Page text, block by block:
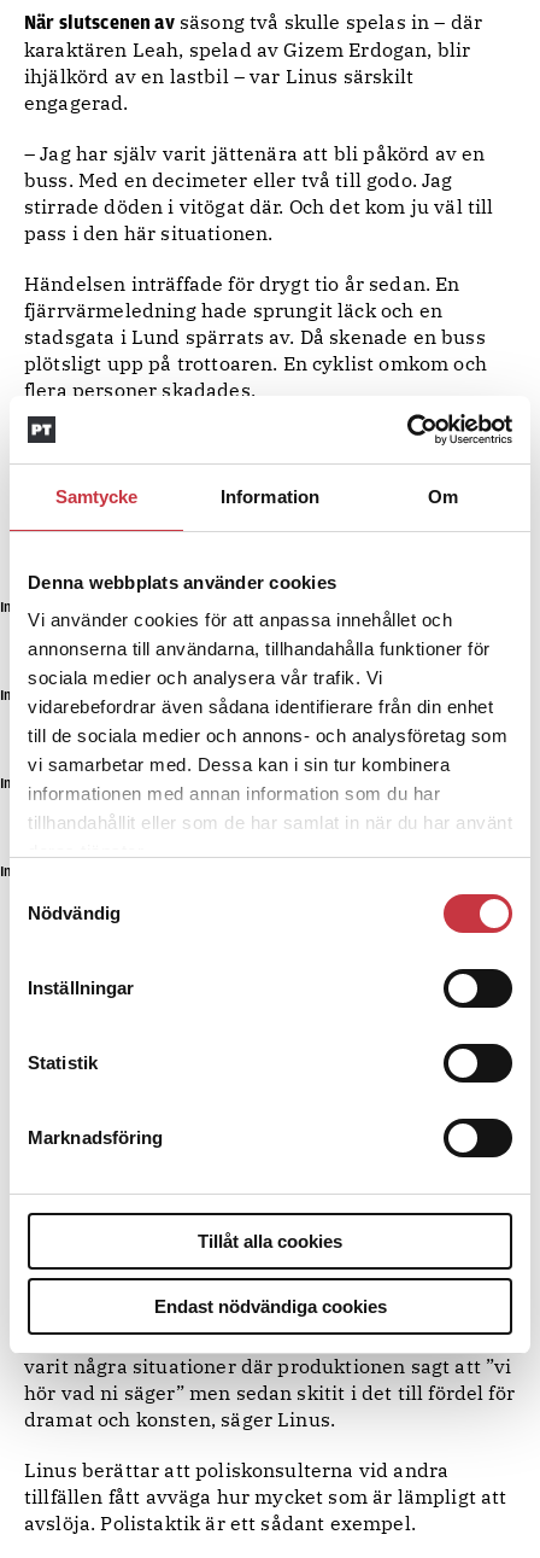
Samtycke Information Om
Denna webbplats använder cookies
Vi använder cookies för att anpassa innehållet och
annonserna till användarna, tillhandahålla funktioner för
sociala medier och analysera vår trafik. Vi
vidarebefordrar även sådana identifierare från din enhet
till de sociala medier och annons- och analysföretag som
vi samarbetar med. Dessa kan i sin tur kombinera
informationen med annan information som du har
tillhandahållit eller som de har samlat in när du har använt
Nödvändig
Inställningar
Statistik
Marknadsföring
Tillåt alla cookies
Endast nödvändiga cookies
När slutscenen avsäsong två skulle spelas in – där
karaktären Leah, spelad av Gizem Erdogan, blir
ihjälkörd av en lastbil – var Linus särskilt
engagerad.
– Jag har själv varit jättenära att bli påkörd av en
buss. Med en decimeter eller två till godo. Jag
stirrade döden i vitögat där. Och det kom ju väl till
pass i den här situationen.
Händelsen inträffade för drygt tio år sedan. En
fjärrvärmeledning hade sprungit läck och en
stadsgata i Lund spärrats av. Då skenade en buss
plötsligt upp på trottoaren. En cyklist omkom och
flera personer skadades.
– Jag hade långa diskussioner med Gizem. Just den
här situationen är fångad på film. Hon fick titta på
klippet och vi diskuterade fram och tillbaka. För att
Inspelning pågår i Malmö.
Inspelning pågår i Malmö. André de Loisted
Inspelning pågår i Malmö. Foto: André de Loisted
Inspelning pågår i Malmö.
var på set när scenen spelades in. Tittaren får först
se en närbild på Leah. Blåljus lyser upp hennes
tvärt. Med våldsam kraft.
resultatet… ja fy fan, då sved det till i magen. Det
Regissörer och manusförfattare har varit lyhörda för
poliskonsulternas inspel. Men inte alltid. Linus tar
exemplet när karaktären Sara låter en
missbrukande tonårstjej övernatta hemma hos sig.
– Det där skulle en riktig polis aldrig göra. Det har
varit några situationer där produktionen sagt att ”vi
hör vad ni säger” men sedan skitit i det till fördel för
dramat och konsten, säger Linus.
Linus berättar att poliskonsulterna vid andra
tillfällen fått avväga hur mycket som är lämpligt att
avslöja. Polistaktik är ett sådant exempel.